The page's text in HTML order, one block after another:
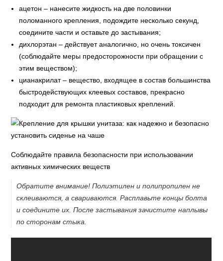
ацетон – нанесите жидкость на две половинки
поломанного крепления, подождите несколько секунд,
соедините части и оставьте до застывания;
дихлорэтан – действует аналогично, но очень токсичен
(соблюдайте меры предосторожности при обращении с
этим веществом);
цианакрилат – вещество, входящее в состав большинства
быстродействующих клеевых составов, прекрасно
подходит для ремонта пластиковых креплений.
Соблюдайте правила безопасности при использовании
активных химических веществ
Обратите внимание! Полиэтилен и полипропилен не
склеиваются, а свариваются. Расплавьте концы болта
и соедините их. После застывания зачистите наплывы
по сторонам стыка.